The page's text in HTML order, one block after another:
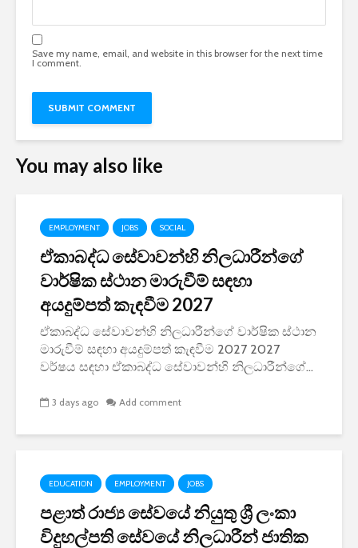
Save my name, email, and website in this browser for the next time
I comment.
You may also like
EMPLOYMENT JOBS SOCIAL
ඒකාබද්ධ සේවාවන්හි නිලධාරීන්ගේ
වාර්ෂික ස්ථාන මාරුවීම් සඳහා
අයදුම්පත් කැඳවීම 2027
ඒකාබද්ධ සේවාවන්හි නිලධාරීන්ගේ වාර්ෂික ස්ථාන
මාරුවීම් සඳහා අයදුම්පත් කැඳවීම 2027 2027
වර්ෂය සඳහා ඒකාබද්ධ සේවාවන්හි නිලධාරීන්ගේ...
3 days ago Add comment
EDUCATION EMPLOYMENT JOBS
පළාත් රාජ්‍ය සේවයේ නියුතු ශ්‍රී ලංකා
විදුහල්පති සේවයේ නිලධාරීන් ජාතික